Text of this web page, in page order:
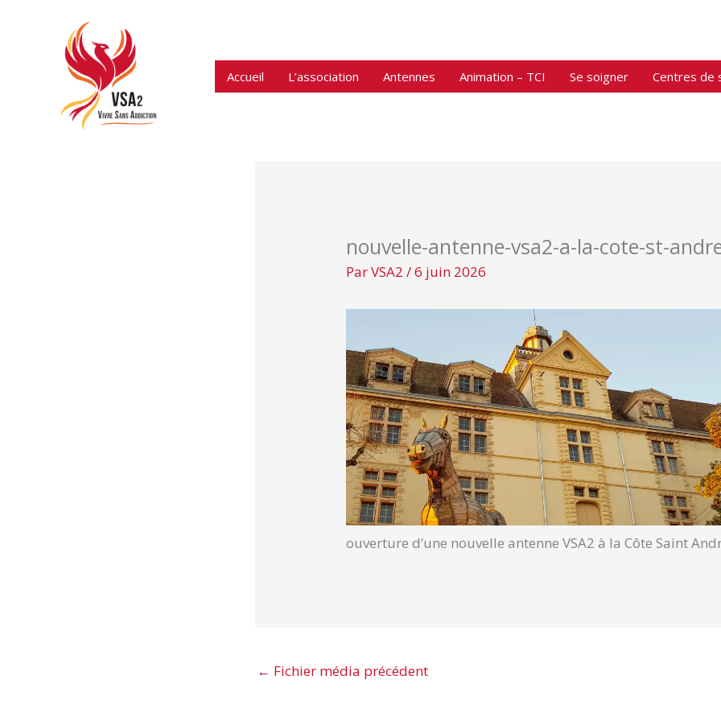
Accueil L’association Antennes Animation – TCI Se soigner Centres de
nouvelle-antenne-vsa2-a-la-cote-st-
ParVSA2/6 juin 2026
ouverture d’une nouvelle antenne VSA2 à la Côte Saint
← Fichier média précédent